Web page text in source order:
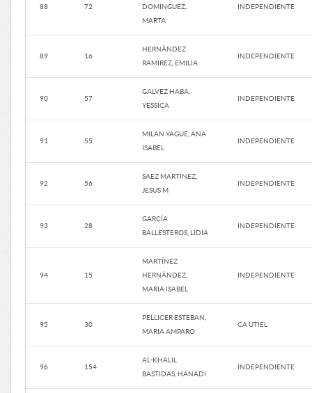
88 72
DOMINGUEZ,
MARTA
INDEPENDIENTE
89 16
HERNÁNDEZ
RAMIREZ, EMILIA
INDEPENDIENTE
90 57
GALVEZ HABA,
YESSICA
INDEPENDIENTE
91 55
MILAN YAGUE, ANA
ISABEL
INDEPENDIENTE
92 56
SAEZ MARTINEZ,
JESUS M
INDEPENDIENTE
93 28
GARCÍA
BALLESTEROS, LIDIA
INDEPENDIENTE
94 15
MARTÍNEZ
HERNÁNDEZ,
MARIA ISABEL
INDEPENDIENTE
95 30
PELLICER ESTEBAN,
MARIA AMPARO
CA UTIEL
96 154
AL-KHALIL
BASTIDAS, HANADI
INDEPENDIENTE